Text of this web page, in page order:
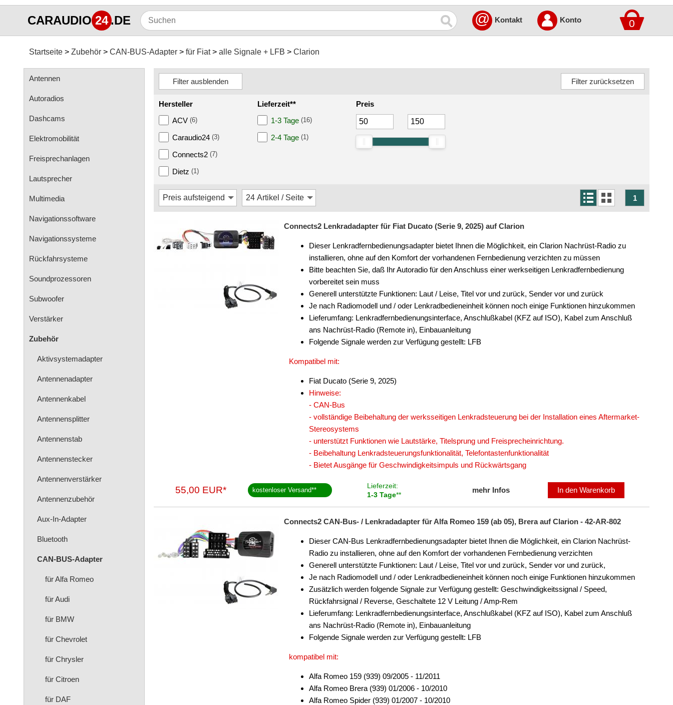
CARAUDIO 24.DE 0
@ Kontakt Konto
Startseite Zubehör CAN-BUS-Adapter für Fiat alle Signale + LFB Clarion
Antennen
Autoradios
Dashcams
Elektromobilität
Freisprechanlagen
Lautsprecher
Multimedia
Navigationssoftware
Navigationssysteme
Rückfahrsysteme
Soundprozessoren
Subwoofer
Verstärker
Zubehör
Aktivsystemadapter
Antennenadapter
Antennenkabel
Antennensplitter
Antennenstab
Antennenstecker
Antennenverstärker
Antennenzubehör
Aux-In-Adapter
Bluetooth
CAN-BUS-Adapter
für Alfa Romeo
für Audi
für BMW
für Chevrolet
für Chrysler
für Citroen
für DAF
Hersteller
ACV (6)
Caraudio24 (3)
Connects2 (7)
Dietz (1)
Lieferzeit**
1-3 Tage (16)
2-4 Tage (1)
Preis
1
Connects2 Lenkradadapter für Fiat Ducato (Serie 9, 2025) auf Clarion
Dieser Lenkradfernbedienungsadapter bietet Ihnen die Möglichkeit, ein Clarion Nachrüst-Radio zu
installieren, ohne auf den Komfort der vorhandenen Fernbedienung verzichten zu müssen
Bitte beachten Sie, daß Ihr Autoradio für den Anschluss einer werkseitigen Lenkradfernbedienung
vorbereitet sein muss
Generell unterstützte Funktionen: Laut / Leise, Titel vor und zurück, Sender vor und zurück
Je nach Radiomodell und / oder Lenkradbedieneinheit können noch einige Funktionen hinzukommen
Lieferumfang: Lenkradfernbedienungsinterface, Anschlußkabel (KFZ auf ISO), Kabel zum Anschluß
ans Nachrüst-Radio (Remote in), Einbauanleitung
Folgende Signale werden zur Verfügung gestellt: LFB
Kompatibel mit:
Fiat Ducato (Serie 9, 2025)
Hinweise:
- CAN-Bus
- vollständige Beibehaltung der werksseitigen Lenkradsteuerung bei der Installation eines Aftermarket-
Stereosystems
- unterstützt Funktionen wie Lautstärke, Titelsprung und Freisprecheinrichtung.
- Beibehaltung Lenkradsteuerungsfunktionalität, Telefontastenfunktionalität
- Bietet Ausgänge für Geschwindigkeitsimpuls und Rückwärtsgang
55,00 EUR* kostenloser Versand**
Lieferzeit:
1-3 Tage**
mehr Infos In den Warenkorb
Connects2 CAN-Bus- / Lenkradadapter für Alfa Romeo 159 (ab 05), Brera auf Clarion - 42-AR-802
Dieser CAN-Bus Lenkradfernbedienungsadapter bietet Ihnen die Möglichkeit, ein Clarion Nachrüst-
Radio zu installieren, ohne auf den Komfort der vorhandenen Fernbedienung verzichten
Generell unterstützte Funktionen: Laut / Leise, Titel vor und zurück, Sender vor und zurück,
Je nach Radiomodell und / oder Lenkradbedieneinheit können noch einige Funktionen hinzukommen
Zusätzlich werden folgende Signale zur Verfügung gestellt: Geschwindigkeitssignal / Speed,
Rückfahrsignal / Reverse, Geschaltete 12 V Leitung / Amp-Rem
Lieferumfang: Lenkradfernbedienungsinterface, Anschlußkabel (KFZ auf ISO), Kabel zum Anschluß
ans Nachrüst-Radio (Remote in), Einbauanleitung
Folgende Signale werden zur Verfügung gestellt: LFB
kompatibel mit:
Alfa Romeo 159 (939) 09/2005 - 11/2011
Alfa Romeo Brera (939) 01/2006 - 10/2010
Alfa Romeo Spider (939) 01/2007 - 10/2010